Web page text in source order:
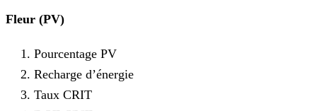
Fleur (PV)
Pourcentage PV
Recharge d’énergie
Taux CRIT